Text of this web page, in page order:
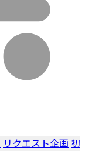
リクエスト企画 初